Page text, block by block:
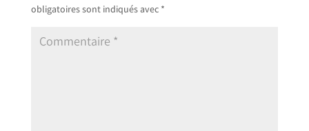
obligatoires sont indiqués avec *